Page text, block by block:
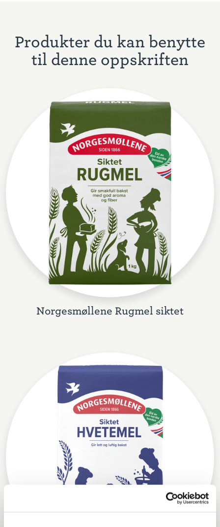
Produkter du kan benytte
til denne oppskriften
Norgesmøllene Rugmel siktet